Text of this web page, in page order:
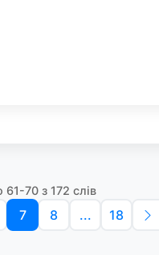
61-70 з 172 слів
7 8 ... 18